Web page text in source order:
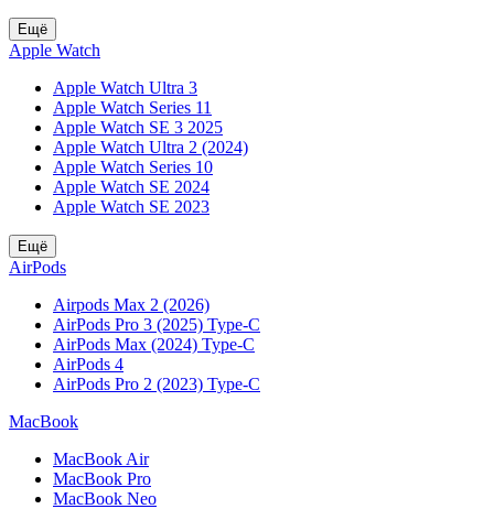
Ещё
Apple Watch
Apple Watch Ultra 3
Apple Watch Series 11
Apple Watch SE 3 2025
Apple Watch Ultra 2 (2024)
Apple Watch Series 10
Apple Watch SE 2024
Apple Watch SE 2023
Ещё
AirPods
Airpods Max 2 (2026)
AirPods Pro 3 (2025) Type-C
AirPods Max (2024) Type-C
AirPods 4
AirPods Pro 2 (2023) Type-C
MacBook
MacBook Air
MacBook Pro
MacBook Neo